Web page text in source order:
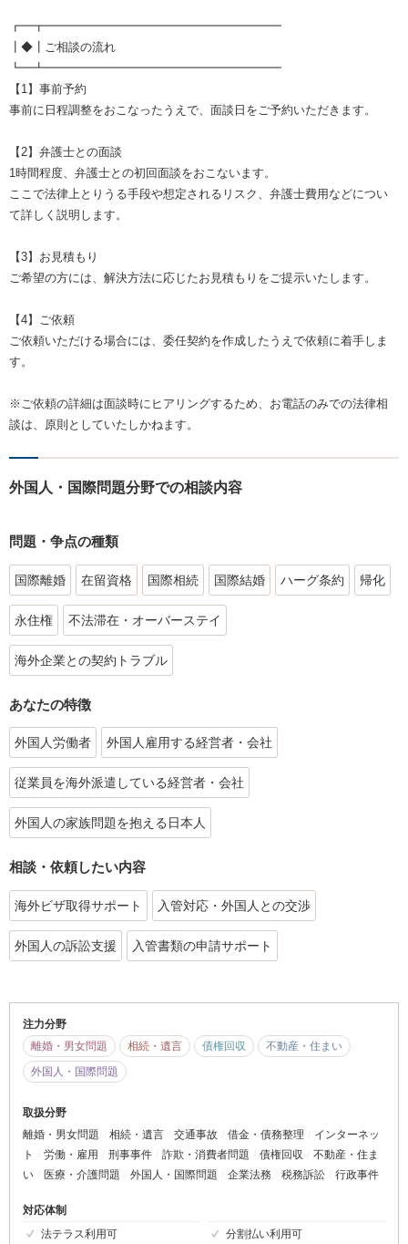
┏━┳━━━━━━━━━━━━━━━━━━━━
┃◆┃ご相談の流れ
┗━┻━━━━━━━━━━━━━━━━━━━━
【1】事前予約
事前に日程調整をおこなったうえで、面談日をご予約いただきます。
【2】弁護士との面談
1時間程度、弁護士との初回面談をおこないます。
ここで法律上とりうる手段や想定されるリスク、弁護士費用などについ
て詳しく説明します。
【3】お見積もり
ご希望の方には、解決方法に応じたお見積もりをご提示いたします。
【4】ご依頼
ご依頼いただける場合には、委任契約を作成したうえで依頼に着手しま
す。
※ご依頼の詳細は面談時にヒアリングするため、お電話のみでの法律相
談は、原則としていたしかねます。
外国人・国際問題分野での相談内容
問題・争点の種類
国際離婚 在留資格 国際相続 国際結婚 ハーグ条約 帰化
永住権 不法滞在・オーバーステイ
海外企業との契約トラブル
あなたの特徴
外国人労働者 外国人雇用する経営者・会社
従業員を海外派遣している経営者・会社
外国人の家族問題を抱える日本人
相談・依頼したい内容
海外ビザ取得サポート 入管対応・外国人との交渉
外国人の訴訟支援 入管書類の申請サポート
注力分野
離婚・男女問題
相続・遺言 債権回収
不動産・住まい
外国人・国際問題
取扱分野
離婚・男女問題
相続・遺言 交通事故 借金・債務整理
インターネッ
ト
労働・雇用 刑事事件 詐欺・消費者問題 債権回収
不動産・住ま
い
医療・介護問題 外国人・国際問題 企業法務 税務訴訟 行政事件
対応体制
法テラス利用可
分割払い利用可